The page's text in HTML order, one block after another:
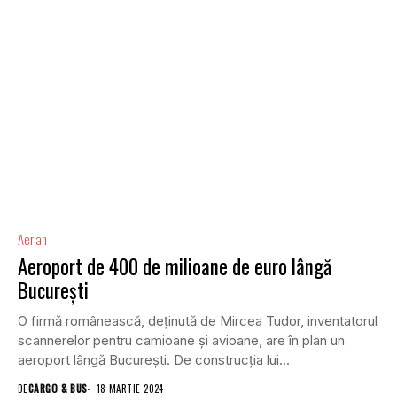
Aerian
Aeroport de 400 de milioane de euro lângă
București
O firmă românească, deținută de Mircea Tudor, inventatorul
scannerelor pentru camioane și avioane, are în plan un
aeroport lângă București. De construcția lui...
DECARGO & BUS 18 MARTIE 2024